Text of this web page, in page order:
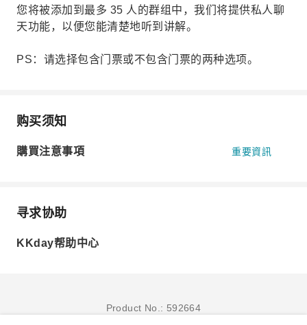
您将被添加到最多 35 人的群组中，我们将提供私人聊
天功能，以便您能清楚地听到讲解。
PS：请选择包含门票或不包含门票的两种选项。
购买须知
購買注意事項 重要資訊
寻求协助
KKday帮助中心
Product No.: 592664